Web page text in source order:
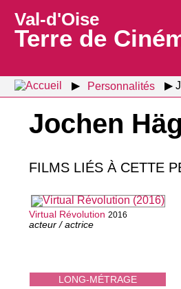
Val-d'Oise
Terre de
Personnalités
Jochen
FILMS LIÉS À CETTE
LONG-MÉTRAGE
Virtual Révolution 2016
acteur / actrice